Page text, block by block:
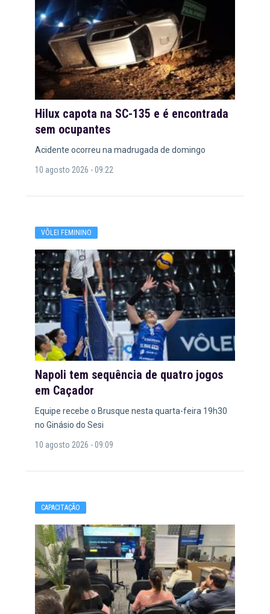
Hilux capota na SC-135 e é encontrada
sem ocupantes
Acidente ocorreu na madrugada de domingo
10 agosto 2026 - 09:22
VÔLEI FEMININO
Napoli tem sequência de quatro jogos
em Caçador
Equipe recebe o Brusque nesta quarta-feira 19h30
no Ginásio do Sesi
10 agosto 2026 - 09:09
CAPACITAÇÃO